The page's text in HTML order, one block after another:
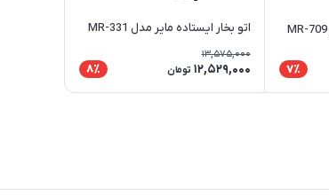
7٪
اتو بخار ایستاده مایر مدل MR-331
13,575,000
12,529,000 تومان 8٪